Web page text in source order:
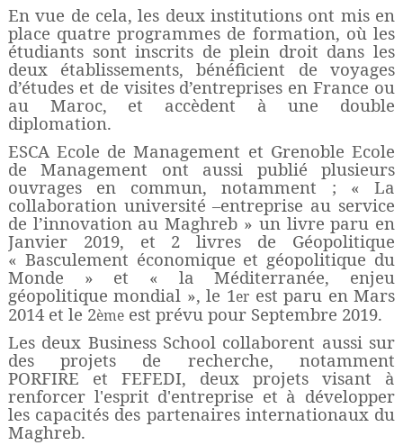
En vue de cela, les deux institutions ont mis en
place quatre programmes de formation, où les
étudiants sont inscrits de plein droit dans les
deux établissements, bénéficient de voyages
d’études et de visites d’entreprises en France ou
au Maroc, et accèdent à une double
diplomation.
ESCA Ecole de Management et Grenoble Ecole
de Management ont aussi publié plusieurs
ouvrages en commun, notamment ; « La
collaboration université –entreprise au service
de l’innovation au Maghreb » un livre paru en
Janvier 2019, et 2 livres de Géopolitique
« Basculement économique et géopolitique du
Monde » et « la Méditerranée, enjeu
géopolitique mondial », le 1er est paru en Mars
2014 et le 2èmeest prévu pour Septembre 2019.
Les deux Business School collaborent aussi sur
des projets de recherche, notamment
PORFIRE et FEFEDI, deux projets visant à
renforcer l'esprit d'entreprise et à développer
les capacités des partenaires internationaux du
Maghreb.